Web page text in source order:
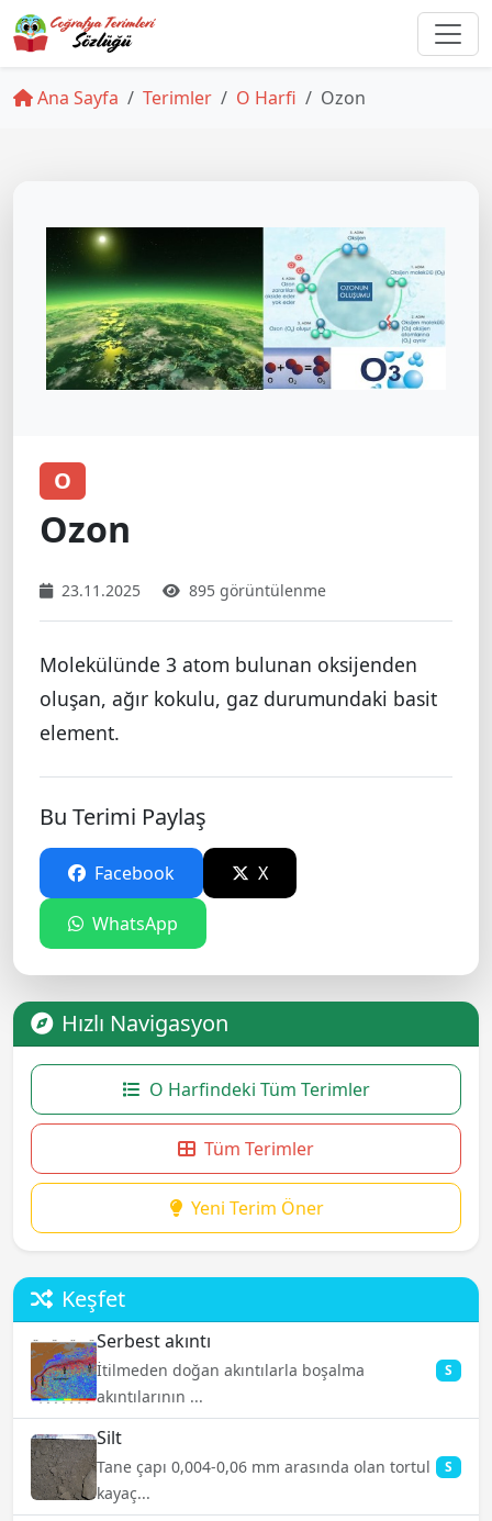
Ana Sayfa Terimler O Harfi Ozon
O
Ozon
23.11.2025 895 görüntülenme
Molekülünde 3 atom bulunan oksijenden
oluşan, ağır kokulu, gaz durumundaki basit
element.
Bu Terimi Paylaş
Facebook X
WhatsApp
Hızlı Navigasyon
O Harfindeki Tüm Terimler
Tüm Terimler
Yeni Terim Öner
Keşfet
Serbest akıntı
İtilmeden doğan akıntılarla boşalma
akıntılarının ...
S
Silt
Tane çapı 0,004-0,06 mm arasında olan tortul
kayaç...
S